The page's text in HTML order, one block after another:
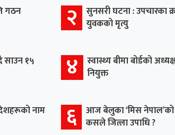
गठन २
सुनसरी घटना : उपचारका
युवकको मृत्यु
साउन १५ ४
स्वास्थ्य बीमा बोर्डको
नियुक्त
नाम
६ आज बेलुका ‘मिस नेपाल’को
कसले जित्ला उपाधि ?